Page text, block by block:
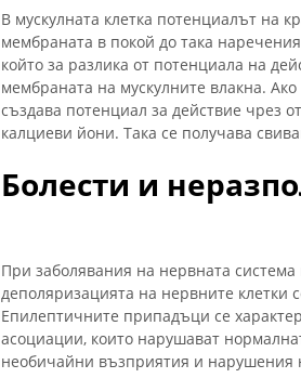
В мускулната клетка потенциалът на
мембраната в покой до така
който за разлика от потенциала на
мембраната на мускулните влакна.
създава потенциал за действие чрез
калциеви йони. Така се получава
Болести и
При заболявания на нервната
деполяризацията на нервните клетки
Епилептичните припадъци се
асоциации, които нарушават
необичайни възприятия и нарушения